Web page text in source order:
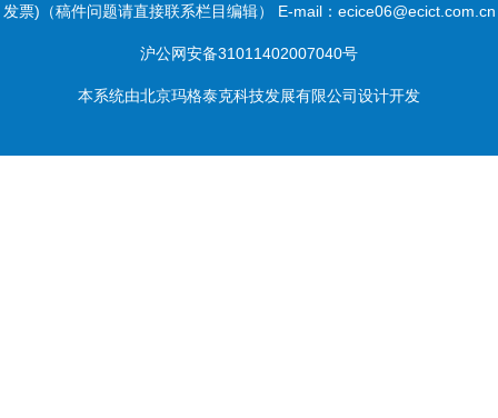
发票)（稿件问题请直接联系栏目编辑） E-mail：ecice06@ecict.com.cn
沪公网安备31011402007040号
本系统由北京玛格泰克科技发展有限公司设计开发